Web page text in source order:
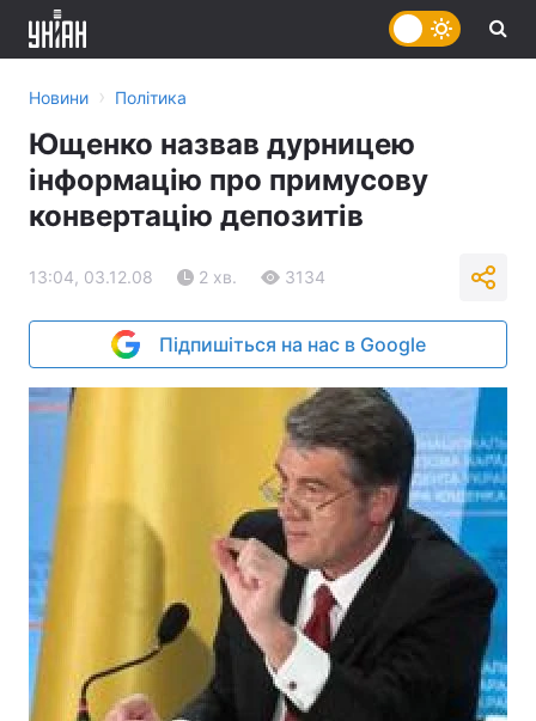
Новини › Політика
Ющенко назвав дурницею
інформацію про примусову
конвертацію депозитів
13:04, 03.12.08 2 хв. 3134
Підпишіться на нас в Google